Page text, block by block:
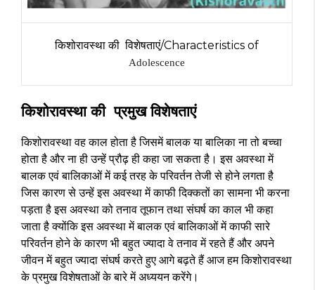
किशोरावस्था की विशेषताएं/Characteristics of
Adolescence
किशोरावस्था की प्रमुख विशेषताएं
किशोरावस्था वह काल होता है जिसमें बालक या बालिका ना तो बच्चा
होता है और ना ही उन्हें प्रौढ़ ही कहा जा सकता है। इस अवस्था में
बालक एवं बालिकाओं में कई तरह के परिवर्तन तेजी से होने लगता है
जिस कारण से उन्हें इस अवस्था में काफी दिक्कतों का सामना भी करना
पड़ता है इस अवस्था को तनाव तूफान तथा संघर्ष का काल भी कहा
जाता है क्योंकि इस अवस्था में बालक एवं बालिकाओं में काफी सारे
परिवर्तन होने के कारण भी बहुत ज्यादा वे तनाव में रहते हैं और अपने
जीवन में बहुत ज्यादा संघर्ष करते हुए आगे बढ़ते हैं आज हम किशोरावस्था
के प्रमुख विशेषताओं के बारे में अध्ययन करेंगे।